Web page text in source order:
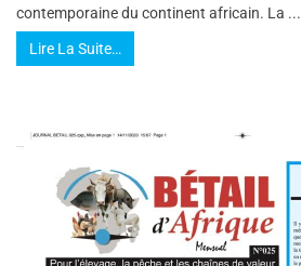
contemporaine du continent africain. La ...
Lire La Suite…